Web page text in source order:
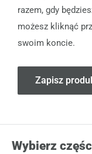
razem, gdy
możesz kliknąć
swoim koncie.
Zapisz
Wybierz